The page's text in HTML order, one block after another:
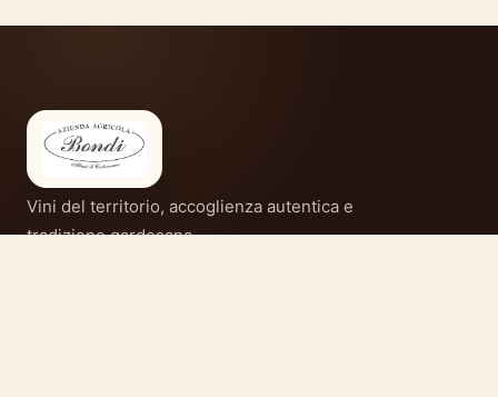
Vini del territorio, accoglienza autentica e
tradizione gardesana.